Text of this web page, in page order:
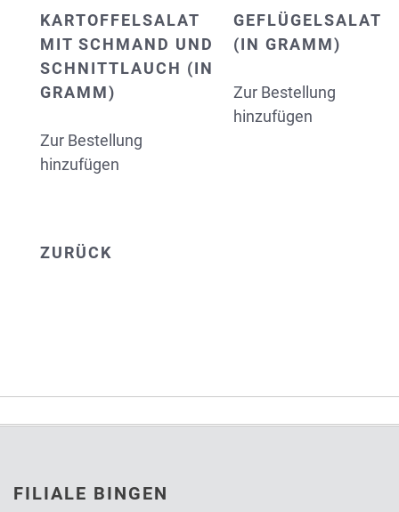
KARTOFFELSALAT
MIT SCHMAND UND
SCHNITTLAUCH (IN
GRAMM)
Zur Bestellung
hinzufügen
GEFLÜGELSALAT
(IN GRAMM)
Zur Bestellung
hinzufügen
ZURÜCK
FILIALE BINGEN